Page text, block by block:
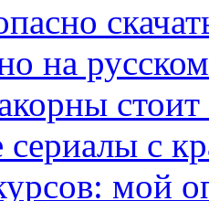
на
сериалы с
мой